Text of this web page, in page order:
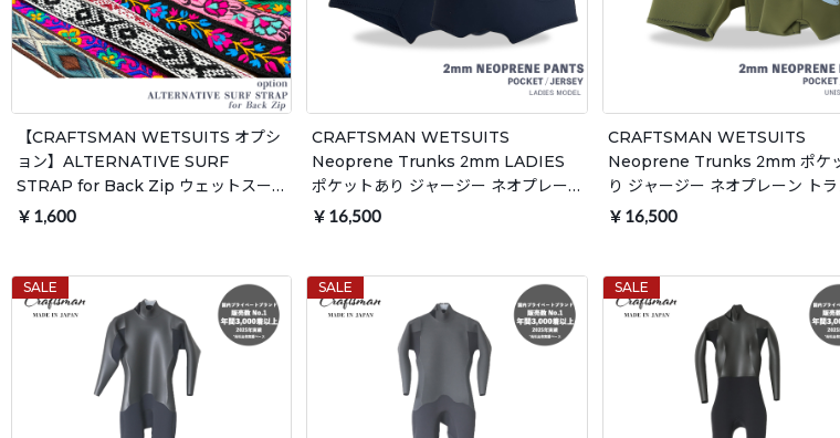
【CRAFTSMAN WETSUITS オプシ
ョン】ALTERNATIVE SURF
STRAP for Back Zip ウェットスー
ツ バックジップ専用ストラップ 全16
￥1,600
CRAFTSMAN WETSUITS
Neoprene Trunks 2mm LADIES
ポケットあり ジャージー ネオプレー
ン トランクス ウェットパンツ ウェッ
￥16,500
CRAFTSMAN WETSUITS
Neoprene Trunks 2mm ポケ
り ジャージー ネオプレーン トラ
ス ウェットパンツ ウェットスー
￥16,500
SALE SALE SALE